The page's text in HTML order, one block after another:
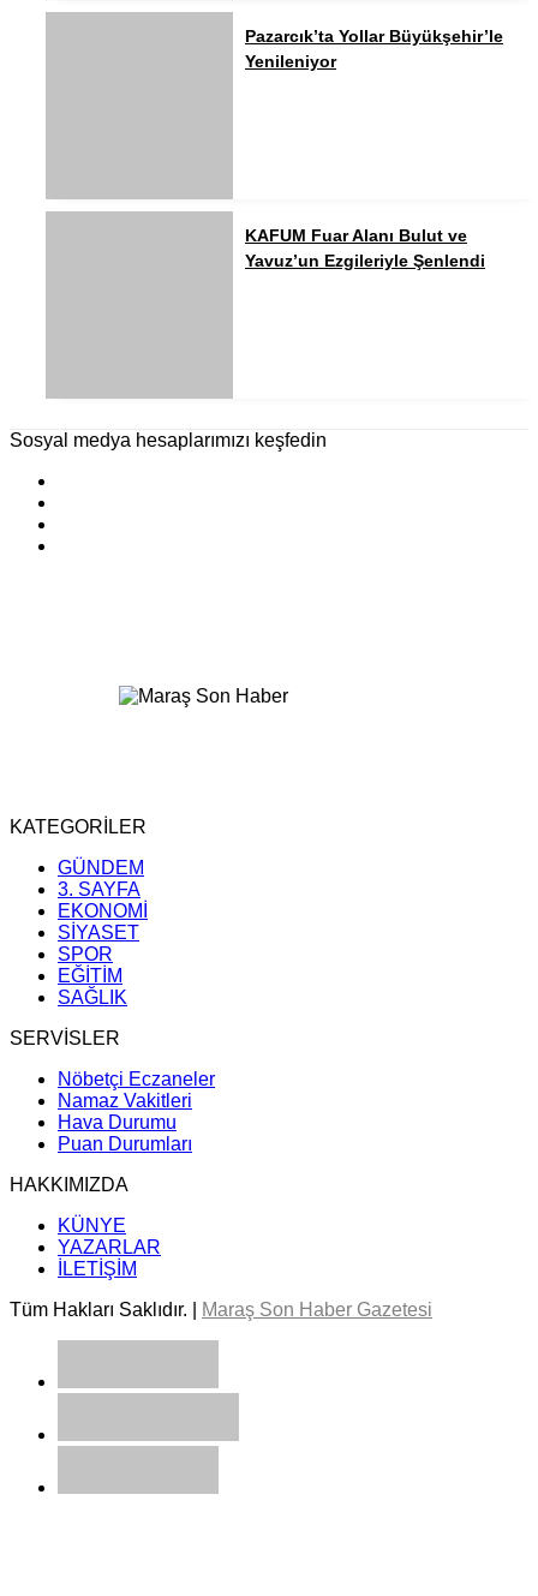
Pazarcık’ta Yollar Büyükşehir’le
Yenileniyor
KAFUM Fuar Alanı Bulut ve
Yavuz’un Ezgileriyle Şenlendi
Sosyal medya hesaplarımızı keşfedin
KATEGORİLER
GÜNDEM
3. SAYFA
EKONOMİ
SİYASET
SPOR
EĞİTİM
SAĞLIK
SERVİSLER
Nöbetçi Eczaneler
Namaz Vakitleri
Hava Durumu
Puan Durumları
HAKKIMIZDA
KÜNYE
YAZARLAR
İLETİŞİM
Tüm Hakları Saklıdır. |
Maraş Son Haber Gazetesi